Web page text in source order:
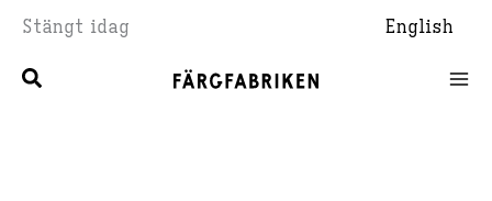
till
innehåll
Stängt idag English